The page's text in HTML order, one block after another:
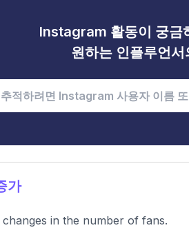
Instagram 활동이 궁금
원하는 인플루언서
가
in the number of fans.